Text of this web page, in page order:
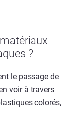
?
le passage de
voir à travers
colorés,